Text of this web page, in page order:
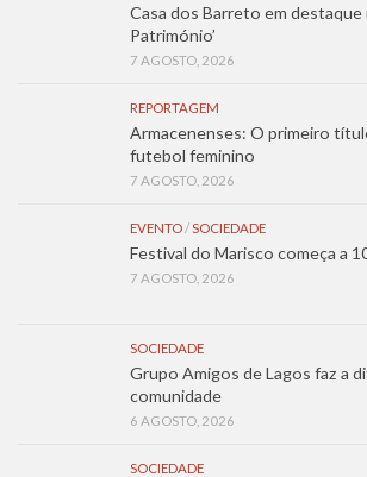
Casa dos Barreto em destaque
Património’
7 AGOSTO, 2026
REPORTAGEM
Armacenenses: O primeiro
futebol feminino
7 AGOSTO, 2026
EVENTO/SOCIEDADE
Festival do Marisco começa a
7 AGOSTO, 2026
SOCIEDADE
Grupo Amigos de Lagos faz a
comunidade
6 AGOSTO, 2026
SOCIEDADE